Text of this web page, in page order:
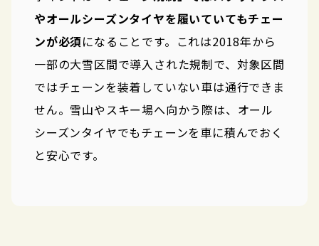
やオールシーズンタイヤを履いていてもチェー
ンが必須になることです。これは2018年から
一部の大雪区間で導入された規制で、対象区間
ではチェーンを装着していない車は通行できま
せん。雪山やスキー場へ向かう際は、オール
シーズンタイヤでもチェーンを車に積んでおく
と安心です。